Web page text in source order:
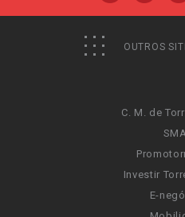
OUTROS
C. M. de
Investir
E-